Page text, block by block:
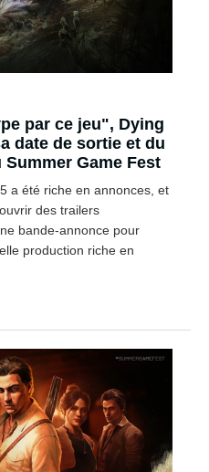
par ce jeu", Dying
date de sortie et du
Game Fest
a été riche en annonces, et
des trailers
bande-annonce pour
production riche en